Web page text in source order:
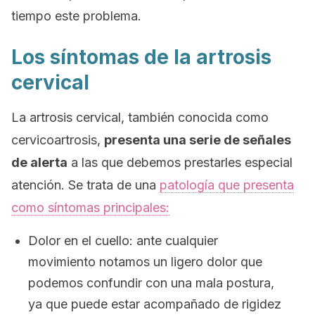
tiempo este problema.
Los síntomas de la artrosis
cervical
La artrosis cervical, también conocida como
cervicoartrosis, presenta una serie de señales
de alerta a las que debemos prestarles especial
atención. Se trata de una patología que presenta
como síntomas principales:
Dolor en el cuello: ante cualquier
movimiento notamos un ligero dolor que
podemos confundir con una mala postura,
ya que puede estar acompañado de rigidez